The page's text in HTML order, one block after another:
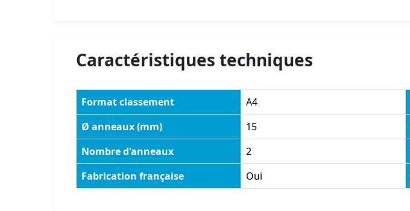
Caractéristiques techniques
Format classement A4
Ø anneaux (mm)
15
Nombre d'anneaux
2
Fabrication française
Oui